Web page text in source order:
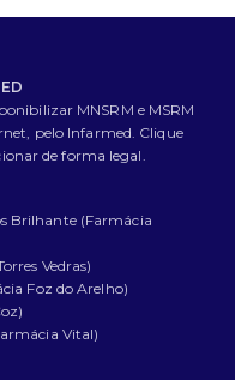
MNSRM e MSRM
pelo Infarmed. Clique
de forma legal.
Brilhante (Farmácia
Vedras)
Foz do Arelho)
Vital)